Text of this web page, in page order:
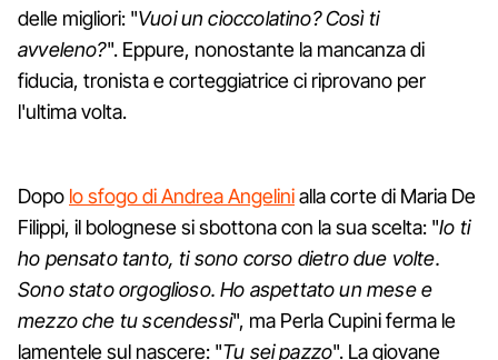
delle migliori: "Vuoi un cioccolatino? Così ti
avveleno?". Eppure, nonostante la mancanza di
fiducia, tronista e corteggiatrice ci riprovano per
l'ultima volta.
Dopo lo sfogo di Andrea Angelinialla corte di Maria De
Filippi, il bolognese si sbottona con la sua scelta: "Io ti
ho pensato tanto, ti sono corso dietro due volte.
Sono stato orgoglioso. Ho aspettato un mese e
mezzo che tu scendessi", ma Perla Cupini ferma le
lamentele sul nascere: "Tu sei pazzo". La giovane